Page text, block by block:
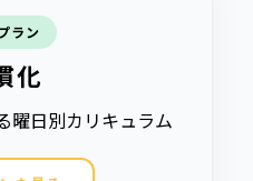
ラン
化
曜日別カリキュラム